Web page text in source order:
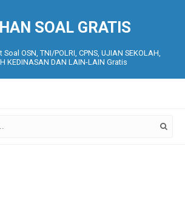
SOAL GRATIS
OSN, TNI/POLRI, CPNS, UJIAN SEKOLAH,
KEDINASAN DAN LAIN-LAIN Gratis